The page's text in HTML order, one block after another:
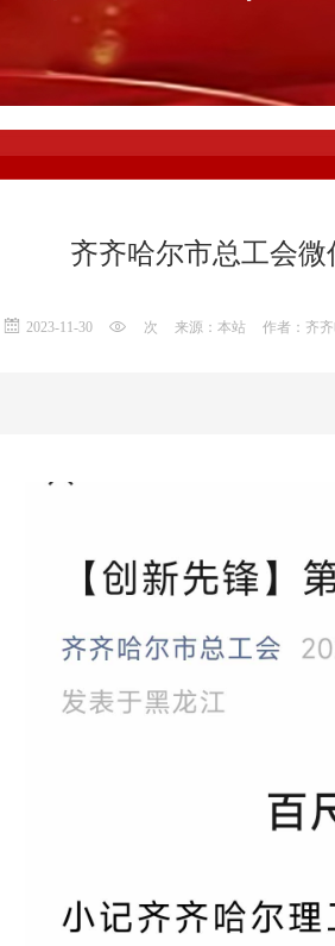
齐齐哈尔市总工会
2023-11-30 次 来源：本站 作者：齐